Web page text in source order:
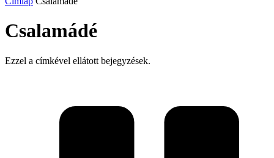
Csalamádé
Ezzel a címkével ellátott bejegyzések.